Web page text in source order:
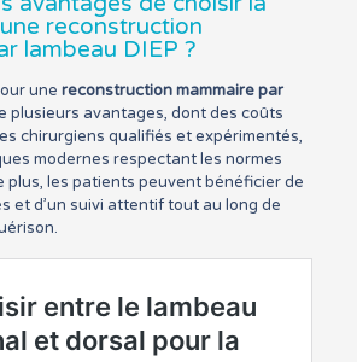
reconstruction
lambeau DIEP ?
une reconstruction mammaire par
plusieurs avantages, dont des coûts
chirurgiens qualifiés et expérimentés,
modernes respectant les normes
plus, les patients peuvent bénéficier de
et d’un suivi attentif tout au long de